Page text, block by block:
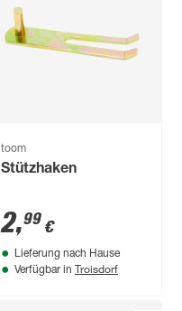
toom
Stützhaken
2,99 €
Lieferung nach Hause
Verfügbar in Troisdorf